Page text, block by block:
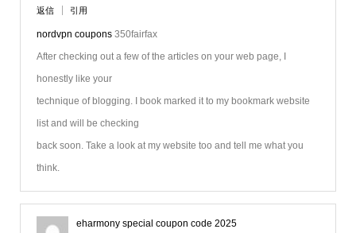
返信 引用
nordvpn coupons350fairfax
After checking out a few of the articles on your web page, I
honestly like your
technique of blogging. I book marked it to my bookmark website
list and will be checking
back soon. Take a look at my website too and tell me what you
think.
eharmony special coupon code 2025